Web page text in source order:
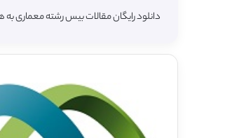
دانلود رایگان مقالات بیس رشته معماری به